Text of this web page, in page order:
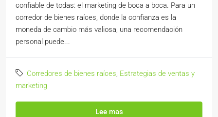
confiable de todas: el marketing de boca a boca. Para un
corredor de bienes raíces, donde la confianza es la
moneda de cambio más valiosa, una recomendación
personal puede...
Corredores de bienes raíces, Estrategias de ventas y
marketing
Lee mas